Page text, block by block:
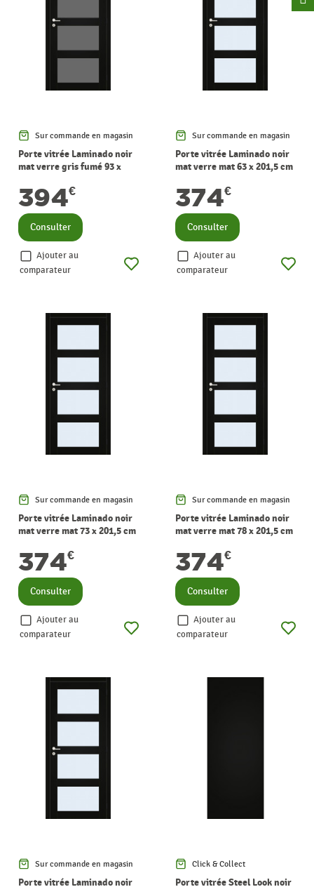
Sur commande en magasin
Porte vitrée Laminado noir
mat verre gris fumé 93 x
394€
Consulter
Ajouter au
comparateur
Sur commande en magasin
Porte vitrée Laminado noir
mat verre mat 63 x 201,5 cm
374€
Consulter
Ajouter au
comparateur
Sur commande en magasin
Porte vitrée Laminado noir
mat verre mat 73 x 201,5 cm
374€
Consulter
Ajouter au
comparateur
Sur commande en magasin
Porte vitrée Laminado noir
mat verre mat 78 x 201,5 cm
374€
Consulter
Ajouter au
comparateur
Sur commande en magasin
Porte vitrée Laminado noir
Click & Collect
Porte vitrée Steel Look noir